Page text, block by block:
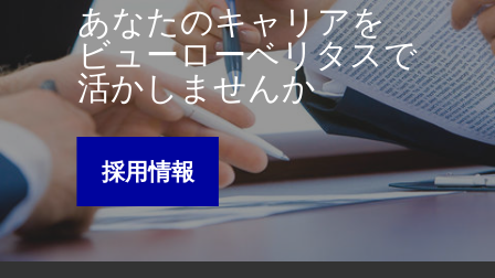
あなたのキャリアを
ビューローベリタスで
活かしませんか
採用情報